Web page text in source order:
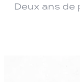
Deux ans de